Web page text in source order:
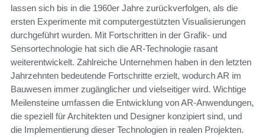
lassen sich bis in die 1960er Jahre zurückverfolgen, als die
ersten Experimente mit computergestützten Visualisierungen
durchgeführt wurden. Mit Fortschritten in der Grafik- und
Sensortechnologie hat sich die AR-Technologie rasant
weiterentwickelt. Zahlreiche Unternehmen haben in den letzten
Jahrzehnten bedeutende Fortschritte erzielt, wodurch AR im
Bauwesen immer zugänglicher und vielseitiger wird. Wichtige
Meilensteine umfassen die Entwicklung von AR-Anwendungen,
die speziell für Architekten und Designer konzipiert sind, und
die Implementierung dieser Technologien in realen Projekten.